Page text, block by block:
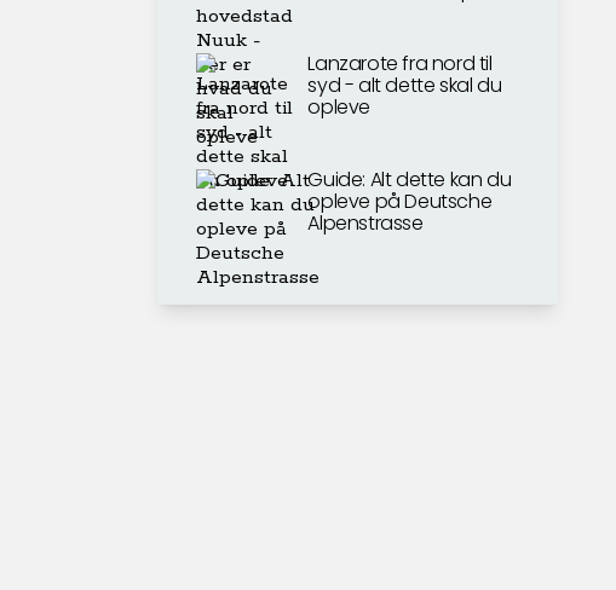
Lanzarote fra nord til
syd - alt dette skal du
opleve
Guide: Alt dette kan du
opleve på Deutsche
Alpenstrasse